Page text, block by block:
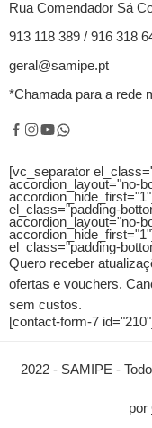
Rua Comendador Sá
913 118 389 / 916 318
geral@samipe.pt
*Chamada para a rede
[vc_separator
accordion_layout="no-
accordion_hide_first="1"]
el_class="padding-
accordion_layout="no-
accordion_hide_first="1"]
el_class="padding-
Quero receber
ofertas e vouchers.
sem custos.
[contact-form-7 id="210"]
2022 - SAMIPE -
por